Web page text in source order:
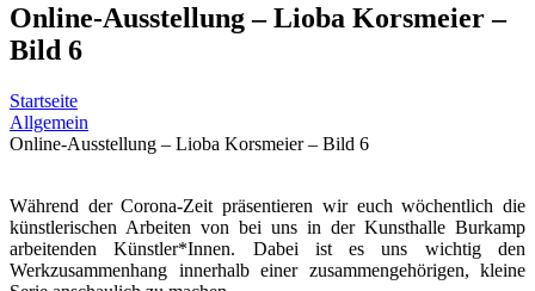
Online-Ausstellung – Lioba Korsmeier –
Bild 6
Startseite
Allgemein
Online-Ausstellung – Lioba Korsmeier – Bild 6
Während der Corona-Zeit präsentieren wir euch wöchentlich die
künstlerischen Arbeiten von bei uns in der Kunsthalle Burkamp
arbeitenden Künstler*Innen. Dabei ist es uns wichtig den
Werkzusammenhang innerhalb einer zusammengehörigen, kleine